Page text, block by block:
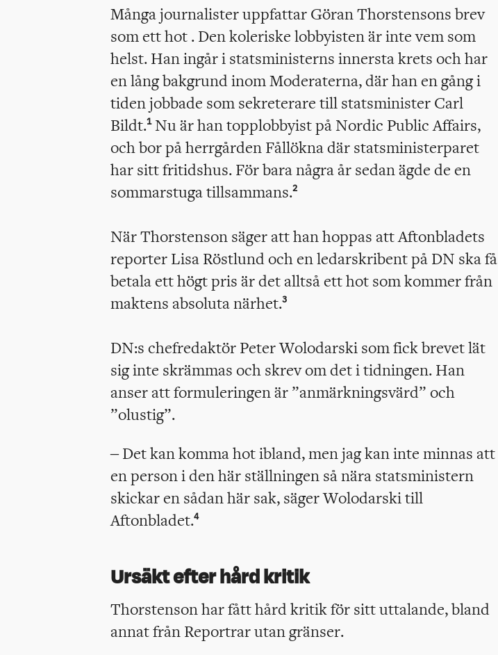
Många journalister uppfattar Göran Thorstensons brev
som ett hot . Den koleriske lobbyisten är inte vem som
helst. Han ingår i statsministerns innersta krets och har
en lång bakgrund inom Moderaterna, där han en gång i
tiden jobbade som sekreterare till statsminister Carl
Bildt.1Nu är han topplobbyist på Nordic Public Affairs,
och bor på herrgården Fållökna där statsministerparet
har sitt fritidshus. För bara några år sedan ägde de en
sommarstuga tillsammans.2
När Thorstenson säger att han hoppas att Aftonbladets
reporter Lisa Röstlund och en ledarskribent på DN ska få
betala ett högt pris är det alltså ett hot som kommer från
maktens absoluta närhet.3
DN:s chefredaktör Peter Wolodarski som fick brevet lät
sig inte skrämmas och skrev om det i tidningen. Han
anser att formuleringen är ”anmärkningsvärd” och
”olustig”.
– Det kan komma hot ibland, men jag kan inte minnas att
en person i den här ställningen så nära statsministern
skickar en sådan här sak, säger Wolodarski till
Aftonbladet.4
Ursäkt efter hård kritik
Thorstenson har fått hård kritik för sitt uttalande, bland
annat från Reportrar utan gränser.